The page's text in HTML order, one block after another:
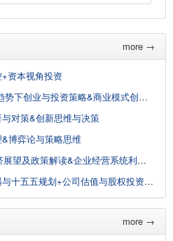
more →
资本视角投资
创业与投资策略&商业模式创新与设计
对策&创新思维与决策
博弈论与策略思维
及政策解读&企业经营系统利润创新
估值与股权投资&AI大模型驱动企业经营管理创新增长
more →